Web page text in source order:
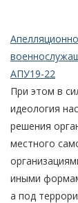
АПУ19-22
При этом в
идеология
решения
местного
иными
а под